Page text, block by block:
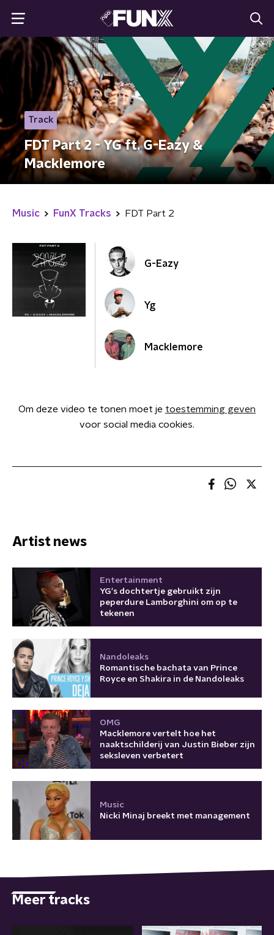
Track
FDT Part 2 - YG ft. G-Eazy &
Macklemore
Music FunX Tracks FDT Part 2
G-Eazy
Yg
Macklemore
Om deze video te tonen moet je toestemming geven
voor social media cookies.
Artist news
Entertainment
YG's dochtertje gebruikt zijn
peperdure Lamborghini om op te
tekenen
Nandoleaks
Romantische bachata van Prince
Royce en Shakira in de Nandoleaks
OMG
Macklemore vertelt hoe het
naaktschilderij van Justin Bieber zijn
seksleven verbetert
Music
Nicki Minaj breekt met management
Meer tracks